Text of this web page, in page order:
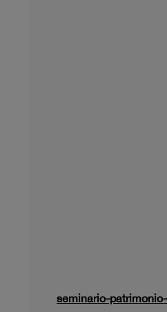
seminario-